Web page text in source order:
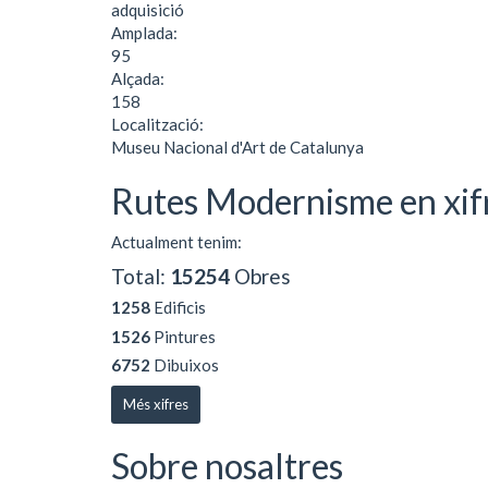
adquisició
Amplada:
95
Alçada:
158
Localització:
Museu Nacional d'Art de Catalunya
Rutes Modernisme en
Actualment tenim:
Total: 15254 Obres
1258 Edificis
1526 Pintures
6752 Dibuixos
Més xifres
Sobre nosaltres